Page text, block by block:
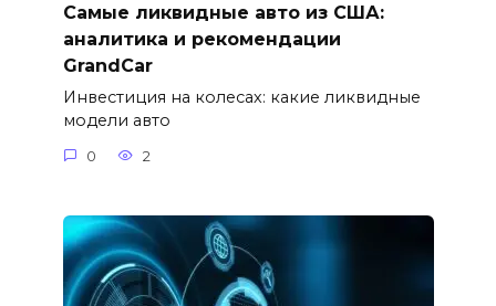
Самые ликвидные авто из США:
аналитика и рекомендации
GrandCar
Инвестиция на колесах: какие ликвидные
модели авто
0 2